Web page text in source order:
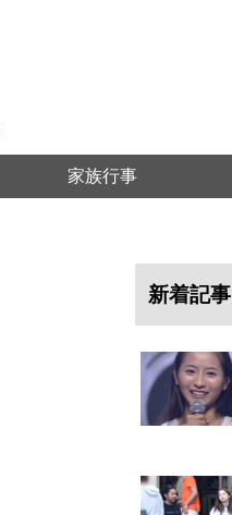
家族行事
新着記事